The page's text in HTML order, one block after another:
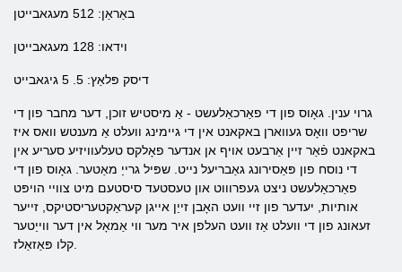
באַראַן: 512 מעגאבייטן
וידאו: 128 מעגאבייטן
דיסק פּלאַץ: 5. 5 גיגאבייט
גרוי ענין. גאָוס פון די פאַרכאַלעשט - אַ מיסטיש זוכן, דער מחבר פון די
שריפט וואָס געווארן באקאנט אין די גיימינג וועלט אַ מענטש וואס איז
באקאנט פֿאַר זיין אַרבעט אויף אן אנדער פאָלקס טעלעוויזיע סעריע אין
די נוסח פון פּאַסירונג גאַבריעל נייט. שפּיל גרייַ מאַטער. גאָוס פון די
פאַרכאַלעשט ניצט געפרוווט און טעסטעד סיסטעם מיט צוויי הויפּט
אותיות, יעדער פון זיי וועט האָבן זייַן אייגן קעראַקטעריסטיקס, זייער
זעאונג פון די וועלט אַז וועט העלפן איר מער ווי אַמאָל אין דער ווייַטער